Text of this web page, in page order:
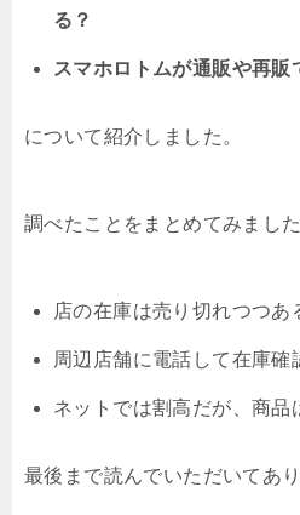
る？
スマホロトムが通販や再
について紹介しました。
調べたことをまとめてみました
店の在庫は売り切れつつあ
周辺店舗に電話して在庫確
ネットでは割高だが、商品
最後まで読んでいただいてあ